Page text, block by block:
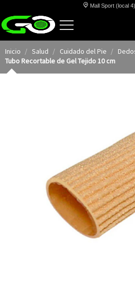
Mall Sport (local
Inicio Salud Cuidado del Pie
Tubo Recortable de Gel Tejido 10 cm